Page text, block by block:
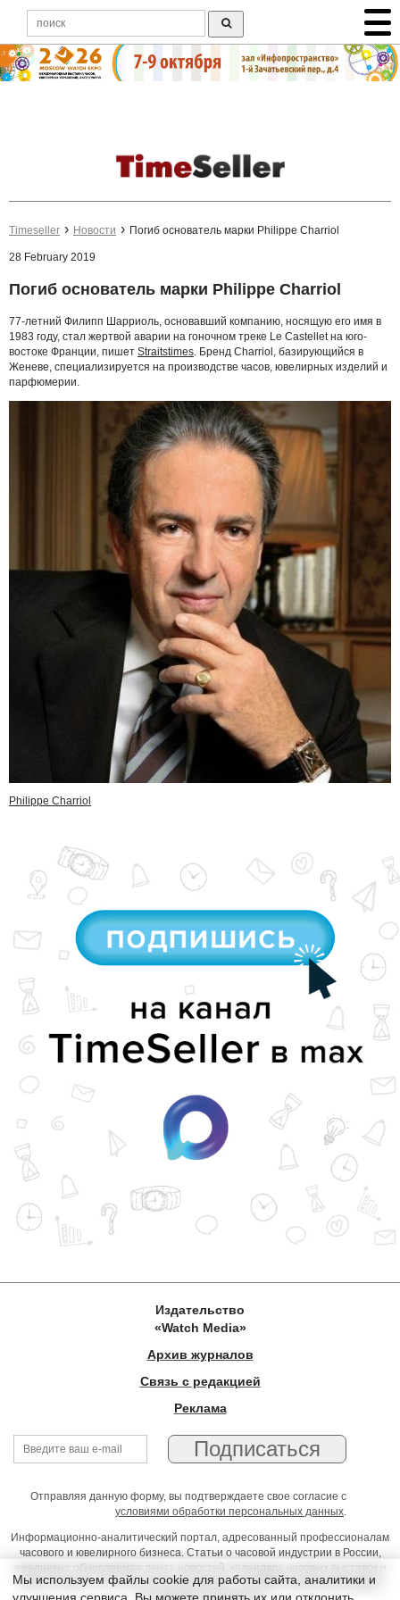
Timeseller Новости Погиб основатель марки Philippe Charriol
28 February 2019
Погиб основатель марки Philippe Charriol
77-летний Филипп Шарриоль, основавший компанию, носящую его имя в
1983 году, стал жертвой аварии на гоночном треке Le Castellet на юго-
востоке Франции, пишет Straitstimes. Бренд Charriol, базирующийся в
Женеве, специализируется на производстве часов, ювелирных изделий и
парфюмерии.
Philippe Charriol
Издательство
«Watch Media»
Архив журналов
Связь с редакцией
Реклама
Отправляя данную форму, вы подтверждаете свое согласие с
условиями обработки персональных данных.
Информационно-аналитический портал, адресованный профессионалам
часового и ювелирного бизнеса. Статьи о часовой индустрии в России,
ежедневно обновляемая лента новостей, календарь часовых выставок и
презентаций, on-line консультации юриста, профессиональный форум
Мы используем файлы cookie для работы сайта, аналитики и